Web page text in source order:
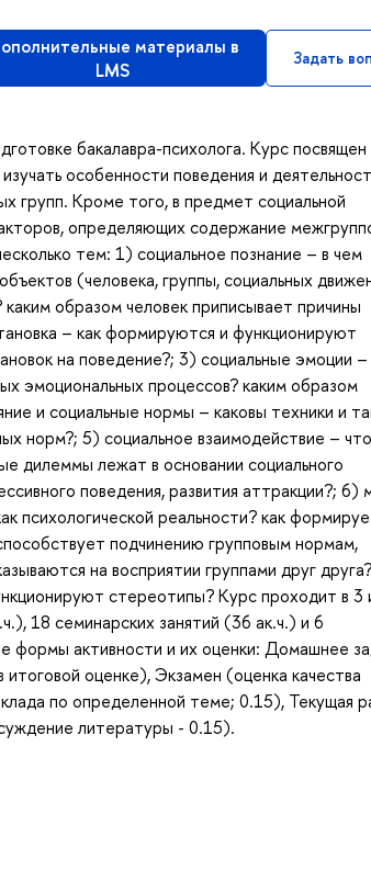
материалы в
LMS
Задать
бакалавра-психолога. Курс посвящен
особенности поведения и
групп. Кроме того, в предмет социальной
определяющих содержание
тем: 1) социальное познание – в чем
(человека, группы, социальных
образом человек приписывает причины
– как формируются и функционируют
на поведение?; 3) социальные эмоции –
эмоциональных процессов? каким образом
и социальные нормы – каковы техники и
норм?; 5) социальное взаимодействие – что
дилеммы лежат в основании социального
поведения, развития аттракции?; 6)
психологической реальности? как
подчинению групповым нормам,
на восприятии группами друг
стереотипы? Курс проходит в 3
18 семинарских занятий (36 ак.ч.) и 6
формы активности и их оценки: Домашнее
оценке), Экзамен (оценка качества
по определенной теме; 0.15), Текущая
литературы - 0.15).